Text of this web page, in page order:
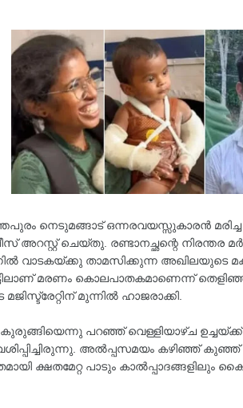
നെടുമങ്ങാട് ഒന്നരവയസ്സുകാരൻ
അറസ്റ്റ് ചെയ്തു. രണ്ടാനച്ഛന്റെ നിരന്തര
വാടകയ്ക്കു താമസിക്കുന്ന അഖിലയുടെ
മരണം കൊലപാതകമാണെന്ന്
മുന്നിൽ ഹാജരാക്കി.
പറഞ്ഞ്‌ വെള്ളിയാഴ്ച
അൽപ്പസമയം കഴിഞ്ഞ്‌ കുഞ്ഞ്
ക്ഷതമേറ്റ പാടും കാൽപ്പാദങ്ങളിലും